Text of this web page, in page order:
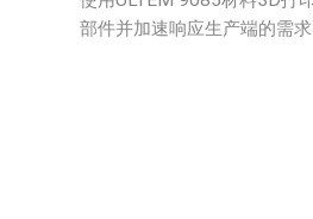
部件并加速响应生产端的需求